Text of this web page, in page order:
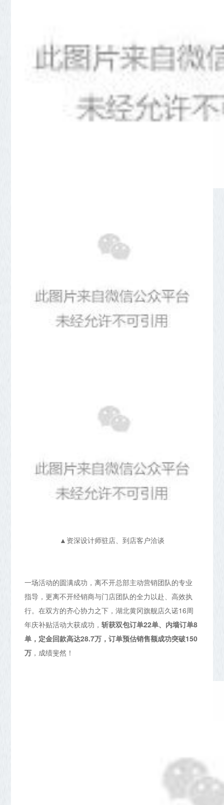
▲资深设计师驻店、到店客户洽谈
一场活动的圆满成功，离不开总部主动营销团队的专业
指导，更离不开经销商与门店团队的全力以赴、高效执
行。在双方的齐心协力之下，湖北黄冈旗舰店久诺16周
年庆补贴活动大获成功，斩获双包订单22单、内墙订单8
单，定金回款高达28.7万，订单预估销售额成功突破150
万 ，成绩斐然！